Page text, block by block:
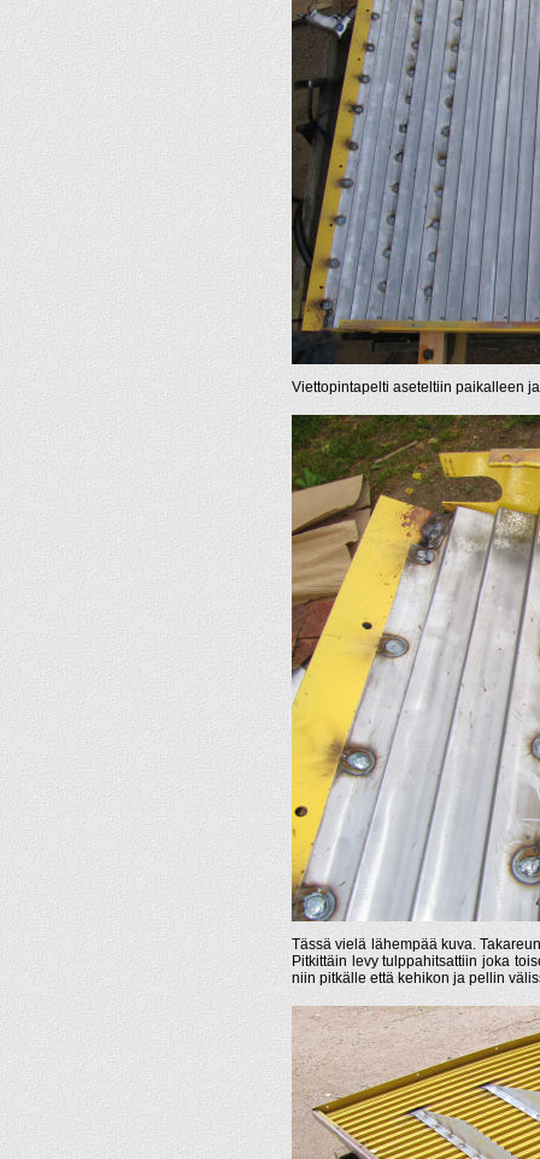
Viettopintapelti aseteltiin paikalleen
Tässä vielä lähempää kuva.
Pitkittäin levy tulppahitsattiin joka
niin pitkälle että kehikon ja pellin